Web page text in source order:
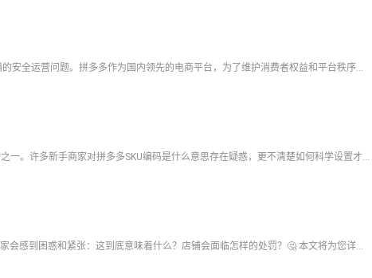
在拼多多平台经营店铺的商家们，最关心的莫过于店铺的安全运营问题。拼多多作为国内领先的电商平台，为了维护消费者权益和平台秩序，建立了一套严格的违规惩罚体系。其中，拼多多三级惩罚作为最严重级别的处罚措施，
在拼多多电商运营中，SKU编码是商品管理的核心要素之一。许多新手商家对拼多多SKU编码是什么意思存在疑惑，更不清楚如何科学设置才能提升运营效率。SKU编码不仅关系到库存管理的精准度，更直接影响订单处理
在拼多多后台收到“违规经营限制一次”的通知，许多商家会感到困惑和紧张：这到底意味着什么？店铺会面临怎样的处罚？🤔 本文将为您详细解读这一通知的真实含义，解析限制的具体内容，